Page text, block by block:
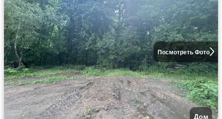
Посмотреть Фото
Дом